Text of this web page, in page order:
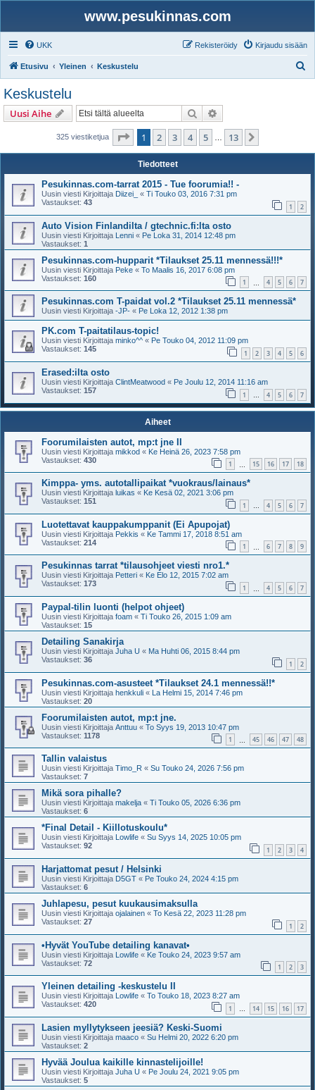
www.pesukinnas.com
UKK Kirjaudu sisään
Rekisteröidy
Etusivu Yleinen Keskustelu
Keskustelu
Uusi Aihe Etsi
325 viestiketjua Sivu /13
1 2 3 4 5 13
Tiedotteet
Pesukinnas.com-tarrat 2015 - Tue foorumia!! -
Uusin viesti Kirjoittaja Diizei_ « Ti Touko 03, 2016 7:31 pm
Vastaukset: 43 1 2
Auto Vision Finlandilta / gtechnic.fi:lta osto
Uusin viesti Kirjoittaja Lenni « Pe Loka 31, 2014 12:48 pm
Vastaukset: 1
Pesukinnas.com-hupparit *Tilaukset 25.11 mennessä!!!*
Uusin viesti Kirjoittaja Peke « To Maalis 16, 2017 6:08 pm
Vastaukset: 160 1 4 5 6 7
Pesukinnas.com T-paidat vol.2 *Tilaukset 25.11 mennessä*
Uusin viesti Kirjoittaja -JP- « Pe Loka 12, 2012 1:38 pm
PK.com T-paitatilaus-topic!
Uusin viesti Kirjoittaja minko^^ « Pe Touko 04, 2012 11:09 pm
Vastaukset: 145 1 2 3 4 5 6
Erased:ilta osto
Uusin viesti Kirjoittaja ClintMeatwood « Pe Joulu 12, 2014 11:16 am
Vastaukset: 157 1 … 4 5 6 7
Aiheet
Foorumilaisten autot, mp:t jne II
Uusin viesti Kirjoittaja mikkod « Ke Heinä 26, 2023 7:58 pm
Vastaukset: 430 1 15 16 17 18
Kimppa- yms. autotallipaikat *vuokraus/lainaus*
Uusin viesti Kirjoittaja luikas « Ke Kesä 02, 2021 3:06 pm
Vastaukset: 151 1 … 4 5 6 7
Luotettavat kauppakumppanit (Ei Apupojat)
Uusin viesti Kirjoittaja Pekkis « Ke Tammi 17, 2018 8:51 am
Vastaukset: 214 1 6 7 8 9
Pesukinnas tarrat *tilausohjeet viesti nro1.*
Uusin viesti Kirjoittaja Petteri « Ke Elo 12, 2015 7:02 am
Vastaukset: 173 1 4 5 6 7
Paypal-tilin luonti (helpot ohjeet)
Uusin viesti Kirjoittaja foam « Ti Touko 26, 2015 1:09 am
Vastaukset: 15
Detailing Sanakirja
Uusin viesti Kirjoittaja Juha U « Ma Huhti 06, 2015 8:44 pm
Vastaukset: 36 1 2
Pesukinnas.com-asusteet *Tilaukset 24.1 mennessä!!*
Uusin viesti Kirjoittaja henkkuli « La Helmi 15, 2014 7:46 pm
Vastaukset: 20
Foorumilaisten autot, mp:t jne.
Uusin viesti Kirjoittaja Anttuu « To Syys 19, 2013 10:47 pm
Vastaukset: 1178 1 45 46 47 48
Tallin valaistus
Uusin viesti Kirjoittaja Timo_R « Su Touko 24, 2026 7:56 pm
Vastaukset: 7
Mikä sora pihalle?
Uusin viesti Kirjoittaja makelja « Ti Touko 05, 2026 6:36 pm
Vastaukset: 6
*Final Detail - Kiillotuskoulu*
Uusin viesti Kirjoittaja Lowlife « Su Syys 14, 2025 10:05 pm
Vastaukset: 92 1 2 3 4
Harjattomat pesut / Helsinki
Uusin viesti Kirjoittaja D5GT « Pe Touko 24, 2024 4:15 pm
Vastaukset: 6
Juhlapesu, pesut kuukausimaksulla
Uusin viesti Kirjoittaja ojalainen « To Kesä 22, 2023 11:28 pm
Vastaukset: 27 1 2
•Hyvät YouTube detailing kanavat•
Uusin viesti Kirjoittaja Lowlife « Ke Touko 24, 2023 9:57 am
Vastaukset: 72 1 2 3
Yleinen detailing -keskustelu II
Uusin viesti Kirjoittaja Lowlife « To Touko 18, 2023 8:27 am
Vastaukset: 420 1 … 14 15 16 17
Lasien myllytykseen jeesiä? Keski-Suomi
Uusin viesti Kirjoittaja maaco « Su Helmi 20, 2022 6:20 pm
Vastaukset: 2
Hyvää Joulua kaikille kinnastelijoille!
Uusin viesti Kirjoittaja Juha U « Pe Joulu 24, 2021 9:05 pm
Vastaukset: 5